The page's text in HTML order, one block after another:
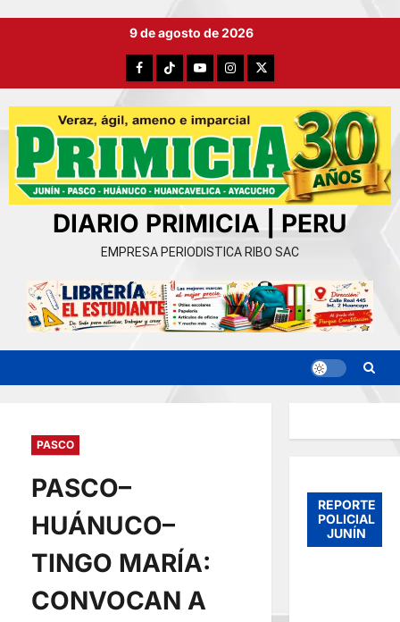
9 de agosto de 2026
FacebookTikTokYouTubeInstagram
X
DIARIO PRIMICIA | PERU
EMPRESA PERIODISTICA RIBO SAC
PASCO
PASCO–
HUÁNUCO–
TINGO MARÍA:
CONVOCAN A
REPORTE
POLICIAL
JUNÍN